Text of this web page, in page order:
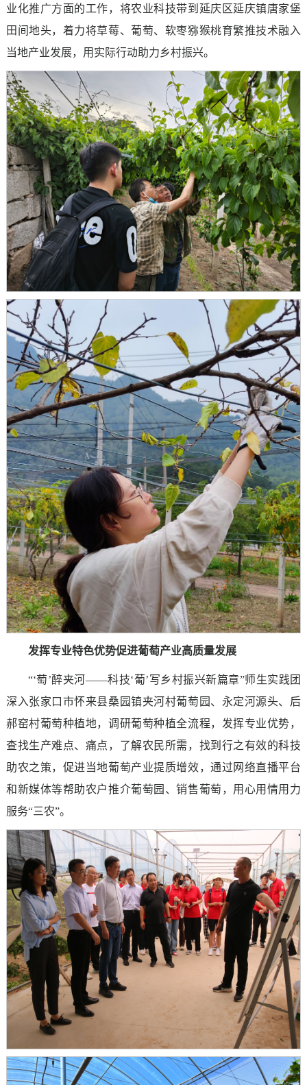
业化推广方面的工作，将农业科技带到延庆区延庆镇唐家堡
田间地头，着力将草莓、葡萄、软枣猕猴桃育繁推技术融入
当地产业发展，用实际行动助力乡村振兴。
发挥专业特色优势促进葡萄产业高质量发展
“‘萄’醉夹河——科技‘葡’写乡村振兴新篇章”师生实践团
深入张家口市怀来县桑园镇夹河村葡萄园、永定河源头、后
郝窑村葡萄种植地，调研葡萄种植全流程，发挥专业优势，
查找生产难点、痛点，了解农民所需，找到行之有效的科技
助农之策，促进当地葡萄产业提质增效，通过网络直播平台
和新媒体等帮助农户推介葡萄园、销售葡萄，用心用情用力
服务“三农”。